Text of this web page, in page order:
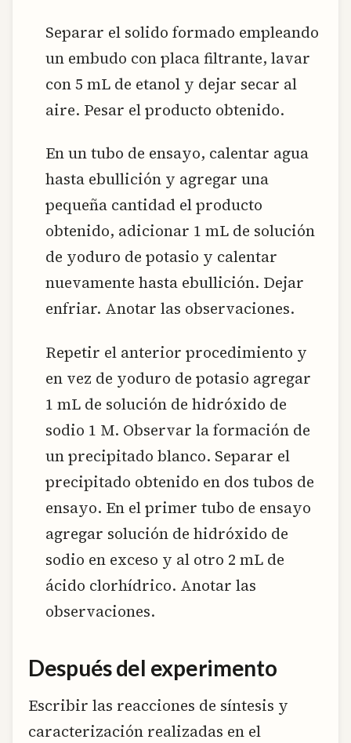
Separar el solido formado empleando
un embudo con placa filtrante, lavar
con 5 mL de etanol y dejar secar al
aire. Pesar el producto obtenido.
En un tubo de ensayo, calentar agua
hasta ebullición y agregar una
pequeña cantidad el producto
obtenido, adicionar 1 mL de solución
de yoduro de potasio y calentar
nuevamente hasta ebullición. Dejar
enfriar. Anotar las observaciones.
Repetir el anterior procedimiento y
en vez de yoduro de potasio agregar
1 mL de solución de hidróxido de
sodio 1 M. Observar la formación de
un precipitado blanco. Separar el
precipitado obtenido en dos tubos de
ensayo. En el primer tubo de ensayo
agregar solución de hidróxido de
sodio en exceso y al otro 2 mL de
ácido clorhídrico. Anotar las
observaciones.
Después del experimento
Escribir las reacciones de síntesis y
caracterización realizadas en el